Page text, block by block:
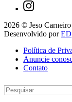
2026 © Jeso
Desenvolvido porED
Política de
Anuncie
Contato